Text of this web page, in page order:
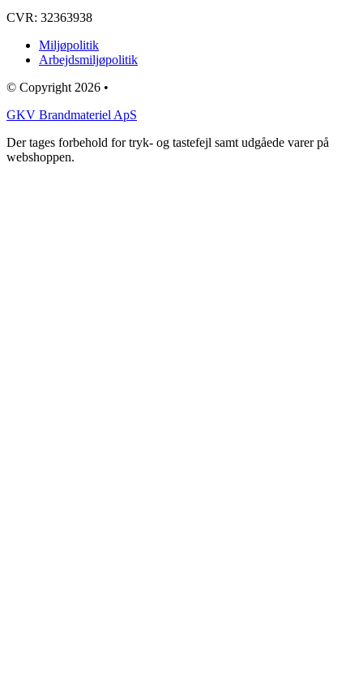
CVR: 32363938
Miljøpolitik
Arbejdsmiljøpolitik
© Copyright 2026 •
GKV Brandmateriel ApS
Der tages forbehold for tryk- og tastefejl samt udgåede varer på
webshoppen.